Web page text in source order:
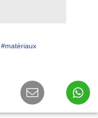
#matériaux